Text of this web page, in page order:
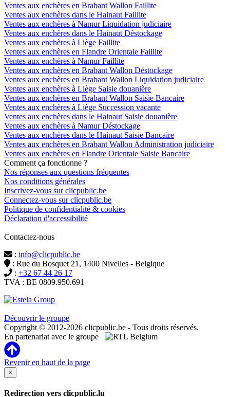
Ventes aux enchères en Brabant Wallon Faillite
Ventes aux enchères dans le Hainaut Faillite
Ventes aux enchères à Namur Liquidation judiciaire
Ventes aux enchères dans le Hainaut Déstockage
Ventes aux enchères à Liège Faillite
Ventes aux enchères en Flandre Orientale Faillite
Ventes aux enchères à Namur Faillite
Ventes aux enchères en Brabant Wallon Déstockage
Ventes aux enchères en Brabant Wallon Liquidation judiciaire
Ventes aux enchères à Liège Saisie douanière
Ventes aux enchères en Brabant Wallon Saisie Bancaire
Ventes aux enchères à Liège Succession vacante
Ventes aux enchères dans le Hainaut Saisie douanière
Ventes aux enchères à Namur Déstockage
Ventes aux enchères dans le Hainaut Saisie Bancaire
Ventes aux enchères en Brabant Wallon Administration judiciaire
Ventes aux enchères en Flandre Orientale Saisie Bancaire
Comment ça fonctionne ?
Nos réponses aux questions fréquentes
Nos conditions générales
Inscrivez-vous sur clicpublic.be
Connectez-vous sur clicpublic.be
Politique de confidentialité & cookies
Déclaration d'accessibilité
Contactez-nous
: info@clicpublic.be
: Rue du Bosquet 21, 1400 Nivelles - Belgique
: +32 67 44 26 17
TVA : BE 0809.950.691
Découvrir le groupe
Copyright © 2012-2026 clicpublic.be - Tous droits réservés.
En partenariat avec le groupe
Revenir en haut de la page
×
Redirection vers clicpublic.lu